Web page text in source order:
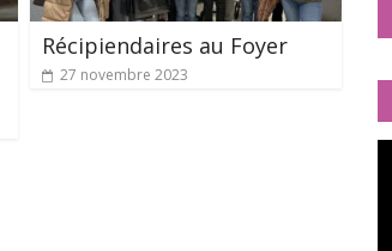
Récipiendaires au Foyer
27 novembre 2023